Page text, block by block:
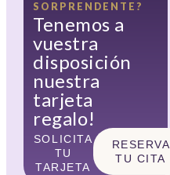
SORPRENDENTE?
Tenemos a
vuestra
disposición
nuestra
tarjeta
regalo!
SOLICITA
TU
TARJETA
RESERVA
TU CITA